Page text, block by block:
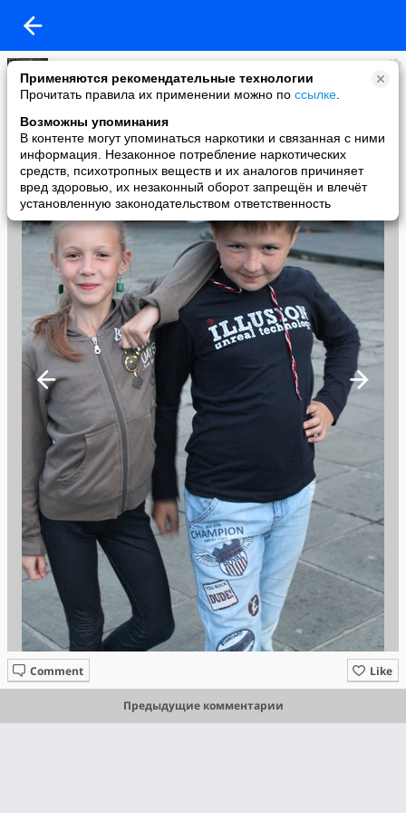
Применяются рекомендательные технологии
Прочитать правила их применении можно по ссылке
Возможны упоминания
В контенте могут упоминаться наркотики и связанная с ними
информация. Незаконное потребление наркотических
средств, психотропных веществ и их аналогов причиняет
вред здоровью, их незаконный оборот запрещён и влечёт
установленную законодательством ответственность
Юлия Белькова
added a photo
08 Aug в 21:54
Like
Comment
Предыдущие комментарии